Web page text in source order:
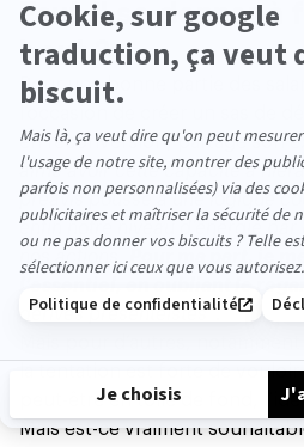
Faut-il se donner à
bout ?
Pour une bonne partie des
en reconversion, partage son
aimé avoir cette capacité à
préavis pousse à une logique
enfin notre niveau d’énergie par
nos actions. Pour ma part, je
dérives présentéistes”.
la tentation est forte de
peut-être en toile de fond,
Mais est-ce vraiment